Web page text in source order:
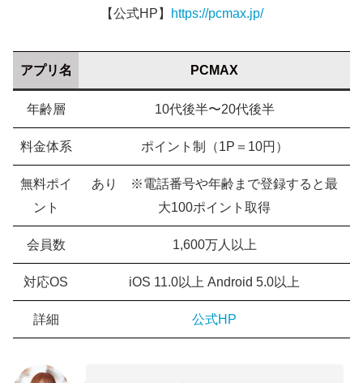
【公式HP】 https://pcmax.jp/
アプリ名 PCMAX
年齢層 10代後半〜20代後半
料金体系 ポイント制（1P＝10円）
無料ポイ
ント
あり ※電話番号や年齢まで登録すると最
大100ポイント取得
会員数 1,600万人以上
対応OS iOS 11.0以上 Android 5.0以上
詳細 公式HP